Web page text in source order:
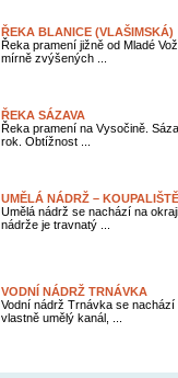
ŘEKA BLANICE (VLAŠIMSKÁ)
Řeka pramení jižně od Mladé
mírně zvýšených ...
ŘEKA SÁZAVA
Řeka pramení na Vysočině.
rok. Obtížnost ...
UMĚLÁ NÁDRŽ –
Umělá nádrž se nachází na
nádrže je travnatý ...
VODNÍ NÁDRŽ TRNÁVKA
Vodní nádrž Trnávka se
vlastně umělý kanál, ...